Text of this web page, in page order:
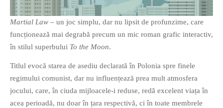
Martial Law – un joc simplu, dar nu lipsit de profunzime, care
funcționează mai degrabă precum un mic roman grafic interactiv,
în stilul superbului To the Moon.
Titlul evocă starea de asediu declarată în Polonia spre finele
regimului comunist, dar nu influențează prea mult atmosfera
jocului, care, în ciuda mijloacele-i reduse, redă excelent viața în
acea perioadă, nu doar în țara respectivă, ci în toate membrele